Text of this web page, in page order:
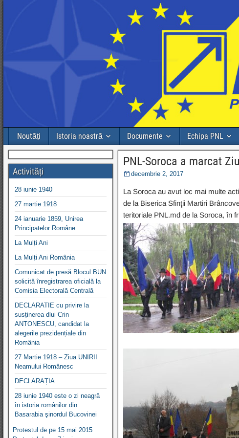
Noutăți Istoria noastră Documente Echipa PNL
PNL-Soroca a marcat
decembrie 2, 2017
La Soroca au avut loc mai multe
de la Biserica Sfinţii Martiri
teritoriale PNL.md de la Soroca, în
Activități
28 iunie 1940
27 martie 1918
24 ianuarie 1859, Unirea
Principatelor Române
La Mulți Ani
La Mulți Ani România
Comunicat de presă Blocul BUN
solicită înregistrarea oficială la
Comisia Electorală Centrală
DECLARATIE cu privire la
susținerea dlui Crin
ANTONESCU, candidat la
alegerile prezidențiale din
România
27 Martie 1918 – Ziua UNIRII
Neamului Românesc
DECLARAȚIA
28 iunie 1940 este o zi neagră
în istoria românilor din
Basarabia şinordul Bucovinei
Protestul de pe 15 mai 2015